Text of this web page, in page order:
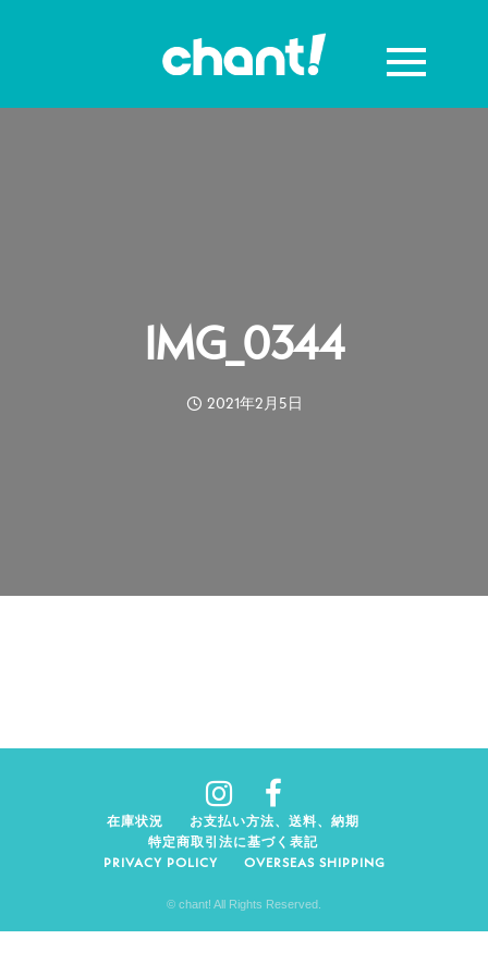
IMG_0344
2021年2月5日
在庫状況
お支払い方法、送料、納期
特定商取引法に基づく表記
PRIVACY POLICY
OVERSEAS SHIPPING
© chant! All Rights Reserved.